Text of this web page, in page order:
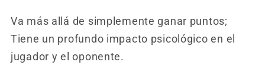
Va más allá de simplemente ganar puntos;
Tiene un profundo impacto psicológico en el
jugador y el oponente.